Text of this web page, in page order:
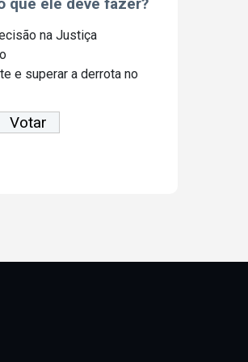
que ele deve fazer?
na Justiça
e superar a derrota no